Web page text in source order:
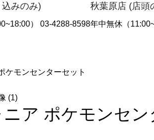
みのみ)
） 03-4288-8598
秋葉原店 (店頭
年中無休（
ケモンセンターセット
ア ポケモンセン